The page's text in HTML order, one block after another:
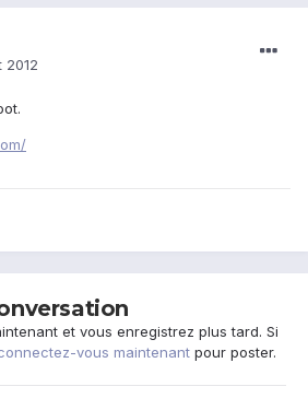
2012
et vous enregistrez plus tard. Si
vous maintenant pour poster.